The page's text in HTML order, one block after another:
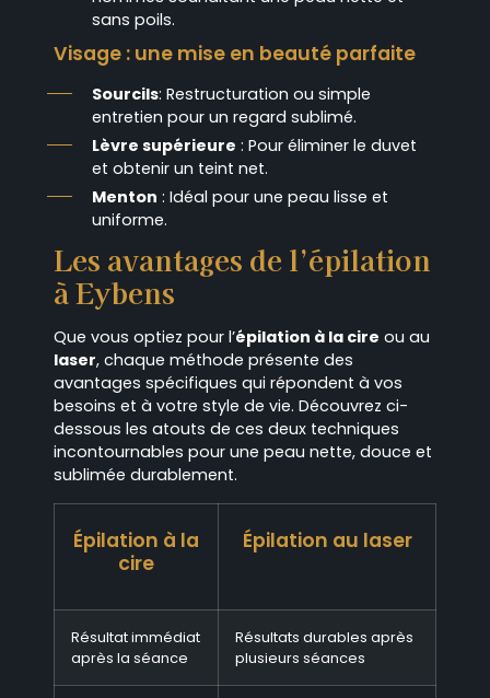
sans poils.
Visage : une mise en beauté parfaite
Sourcils: Restructuration ou simple
entretien pour un regard sublimé.
Lèvre supérieure : Pour éliminer le duvet
et obtenir un teint net.
Menton : Idéal pour une peau lisse et
uniforme.
Les avantages de l’épilation
à Eybens
Que vous optiez pour l’épilation à la cire ou au
laser, chaque méthode présente des
avantages spécifiques qui répondent à vos
besoins et à votre style de vie. Découvrez ci-
dessous les atouts de ces deux techniques
incontournables pour une peau nette, douce et
sublimée durablement.
Épilation à la
cire
Épilation au laser
Résultat immédiat
après la séance
Résultats durables après
plusieurs séances